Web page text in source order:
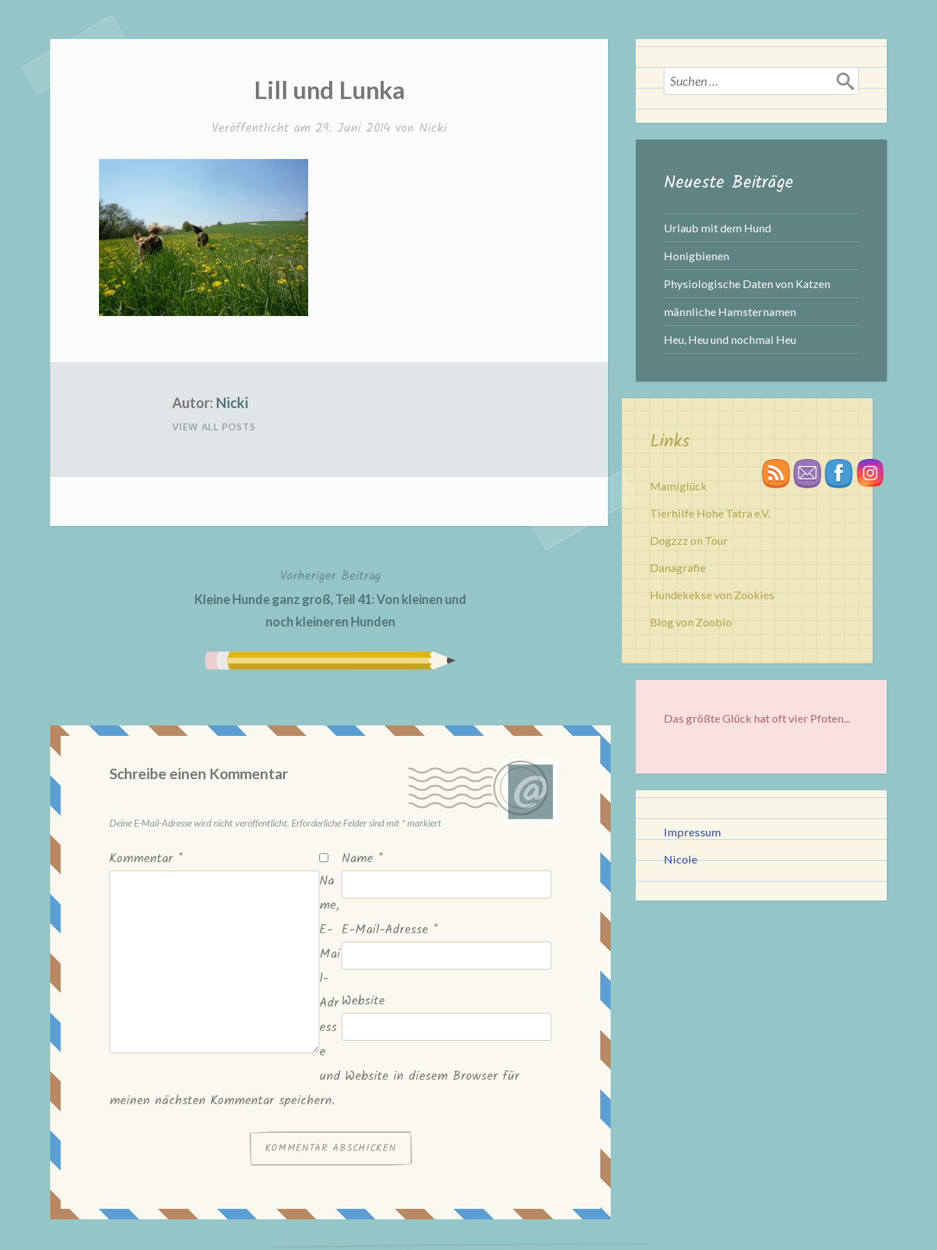
Lill und Lunka
Veröffentlicht am 29. Juni 2014 von Nicki
Autor: Nicki
VIEW ALL POSTS
Vorheriger Beitrag
Kleine Hunde ganz groß, Teil 41: Von kleinen und
noch kleineren Hunden
Schreibe einen Kommentar
Deine E-Mail-Adresse wird nicht veröffentlicht. Erforderliche Felder sind mit *markiert
Kommentar * Name *
E-Mail-Adresse *
Website
Na
me,
E-
Mai
l-
Adr
ess
e
und Website in diesem Browser für
meinen nächsten Kommentar speichern.
Suchen
nach:
Neueste Beiträge
Urlaub mit dem Hund
Honigbienen
Physiologische Daten von Katzen
männliche Hamsternamen
Heu, Heu und nochmal Heu
Links
Mamiglück
Tierhilfe Hohe Tatra e.V.
Dogzzz on Tour
Danagrafie
Hundekekse von Zookies
Blog von Zoobio
Das größte Glück hat oft vier Pfoten...
Impressum
Nicole